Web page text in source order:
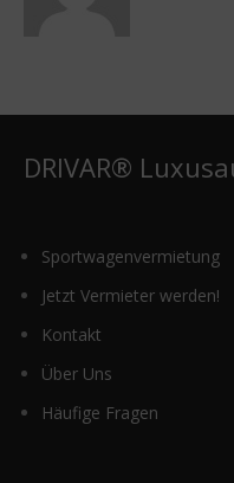
DRIVAR®
Sportwagenvermietung
Jetzt Vermieter werden!
Kontakt
Über Uns
Häufige Fragen